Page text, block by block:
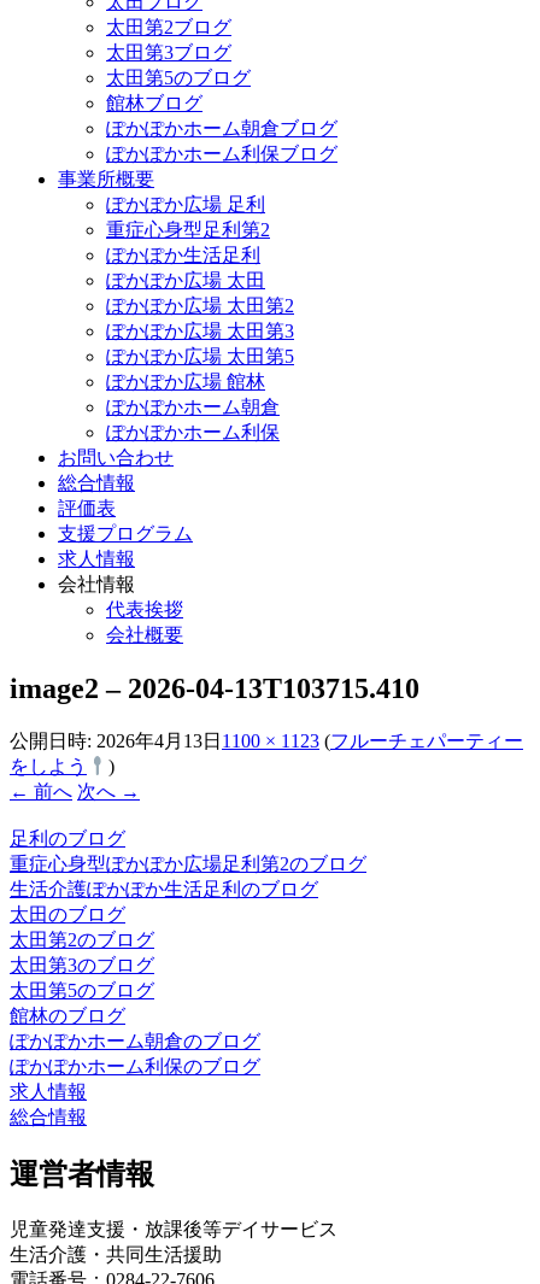
太田第2ブログ
太田第3ブログ
太田第5のブログ
館林ブログ
ぽかぽかホーム朝倉ブログ
ぽかぽかホーム利保ブログ
事業所概要
ぽかぽか広場 足利
重症心身型足利第2
ぽかぽか生活足利
ぽかぽか広場 太田
ぽかぽか広場 太田第2
ぽかぽか広場 太田第3
ぽかぽか広場 太田第5
ぽかぽか広場 館林
ぽかぽかホーム朝倉
ぽかぽかホーム利保
お問い合わせ
総合情報
評価表
支援プログラム
求人情報
会社情報
代表挨拶
会社概要
image2 – 2026-04-13T103715.410
公開日時: 2026年4月13日 1100 × 1123 (フルーチェパーティー
をしよう
)
← 前へ 次へ →
足利のブログ
重症心身型ぽかぽか広場足利第2のブログ
生活介護ぽかぽか生活足利のブログ
太田のブログ
太田第2のブログ
太田第3のブログ
太田第5のブログ
館林のブログ
ぽかぽかホーム朝倉のブログ
ぽかぽかホーム利保のブログ
求人情報
総合情報
運営者情報
児童発達支援・放課後等デイサービス
生活介護・共同生活援助
電話番号：0284-22-7606